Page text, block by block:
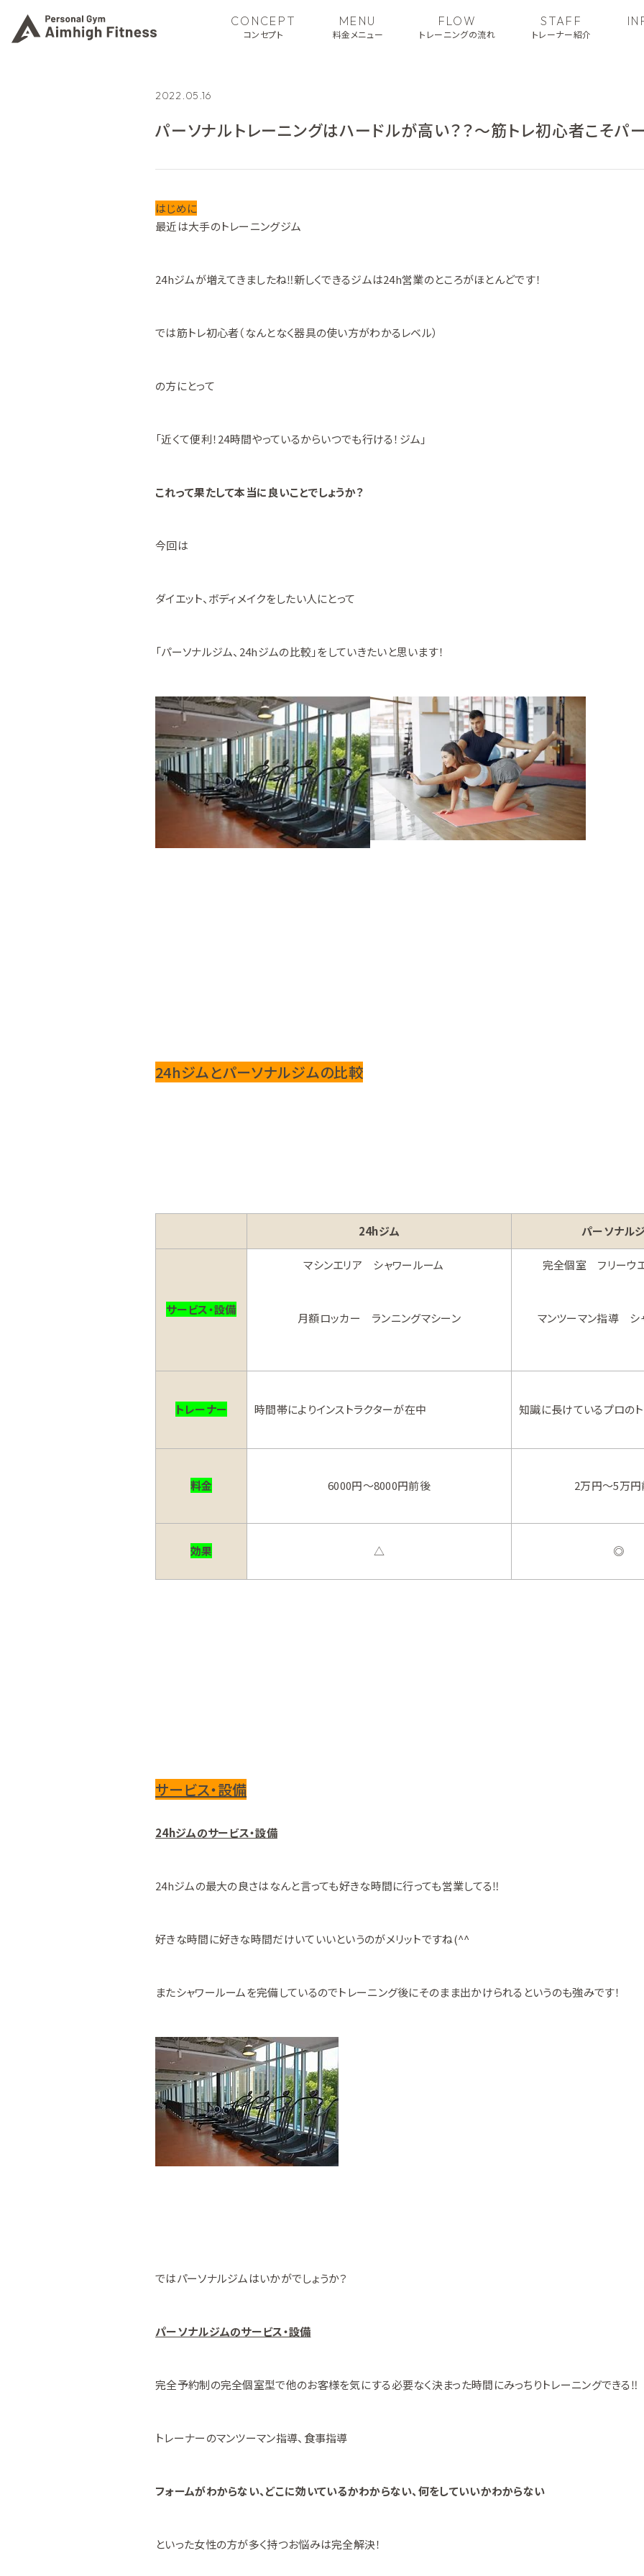
CONCEPT
コンセプト
MENU
料金メニュー
FLOW
トレーニングの流れ
STAFF
トレーナー紹介
2022.05.16
パーソナルトレーニングはハードルが高い？？～筋トレ初心者こそパ
はじめに
最近は大手のトレーニングジム
24hジムが増えてきましたね‼新しくできるジムは24h営業のところがほとんどです！
では筋トレ初心者（なんとなく器具の使い方がわかるレベル）
の方にとって
「近くて便利！24時間やっているからいつでも行ける！ジム」
これって果たして本当に良いことでしょうか？
今回は
ダイエット、ボディメイクをしたい人にとって
「パーソナルジム、24hジムの比較」をしていきたいと思います！
24hジムとパーソナルジムの比較
24hジム パーソナル
サービス・設備
マシンエリア シャワールーム
月額ロッカー ランニングマシーン
完全個室 フリーウ
マンツーマン指導 シ
トレーナー 時間帯によりインストラクターが在中 知識に長けているプロの
料金 6000円～8000円前後 2万円～5万
効果 △ ◎
サービス・設備
24hジムのサービス・設備
24hジムの最大の良さはなんと言っても好きな時間に行っても営業してる‼
好きな時間に好きな時間だけいていいというのがメリットですね(^^
またシャワールームを完備しているのでトレーニング後にそのまま出かけられるというのも強みです！
ではパーソナルジムはいかがでしょうか？
パーソナルジムのサービス・設備
完全予約制の完全個室型で他のお客様を気にする必要なく決まった時間にみっちりトレーニングできる‼
トレーナーのマンツーマン指導、食事指導
フォームがわからない、どこに効いているかわからない、何をしていいかわからない
といった女性の方が多く持つお悩みは完全解決！